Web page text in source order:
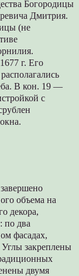
Богородицы
Дмитрия.
(не
г. Его
В кон. 19 —
с
объема на
декора,
по два
фасадах,
Углы закреплены
двумя